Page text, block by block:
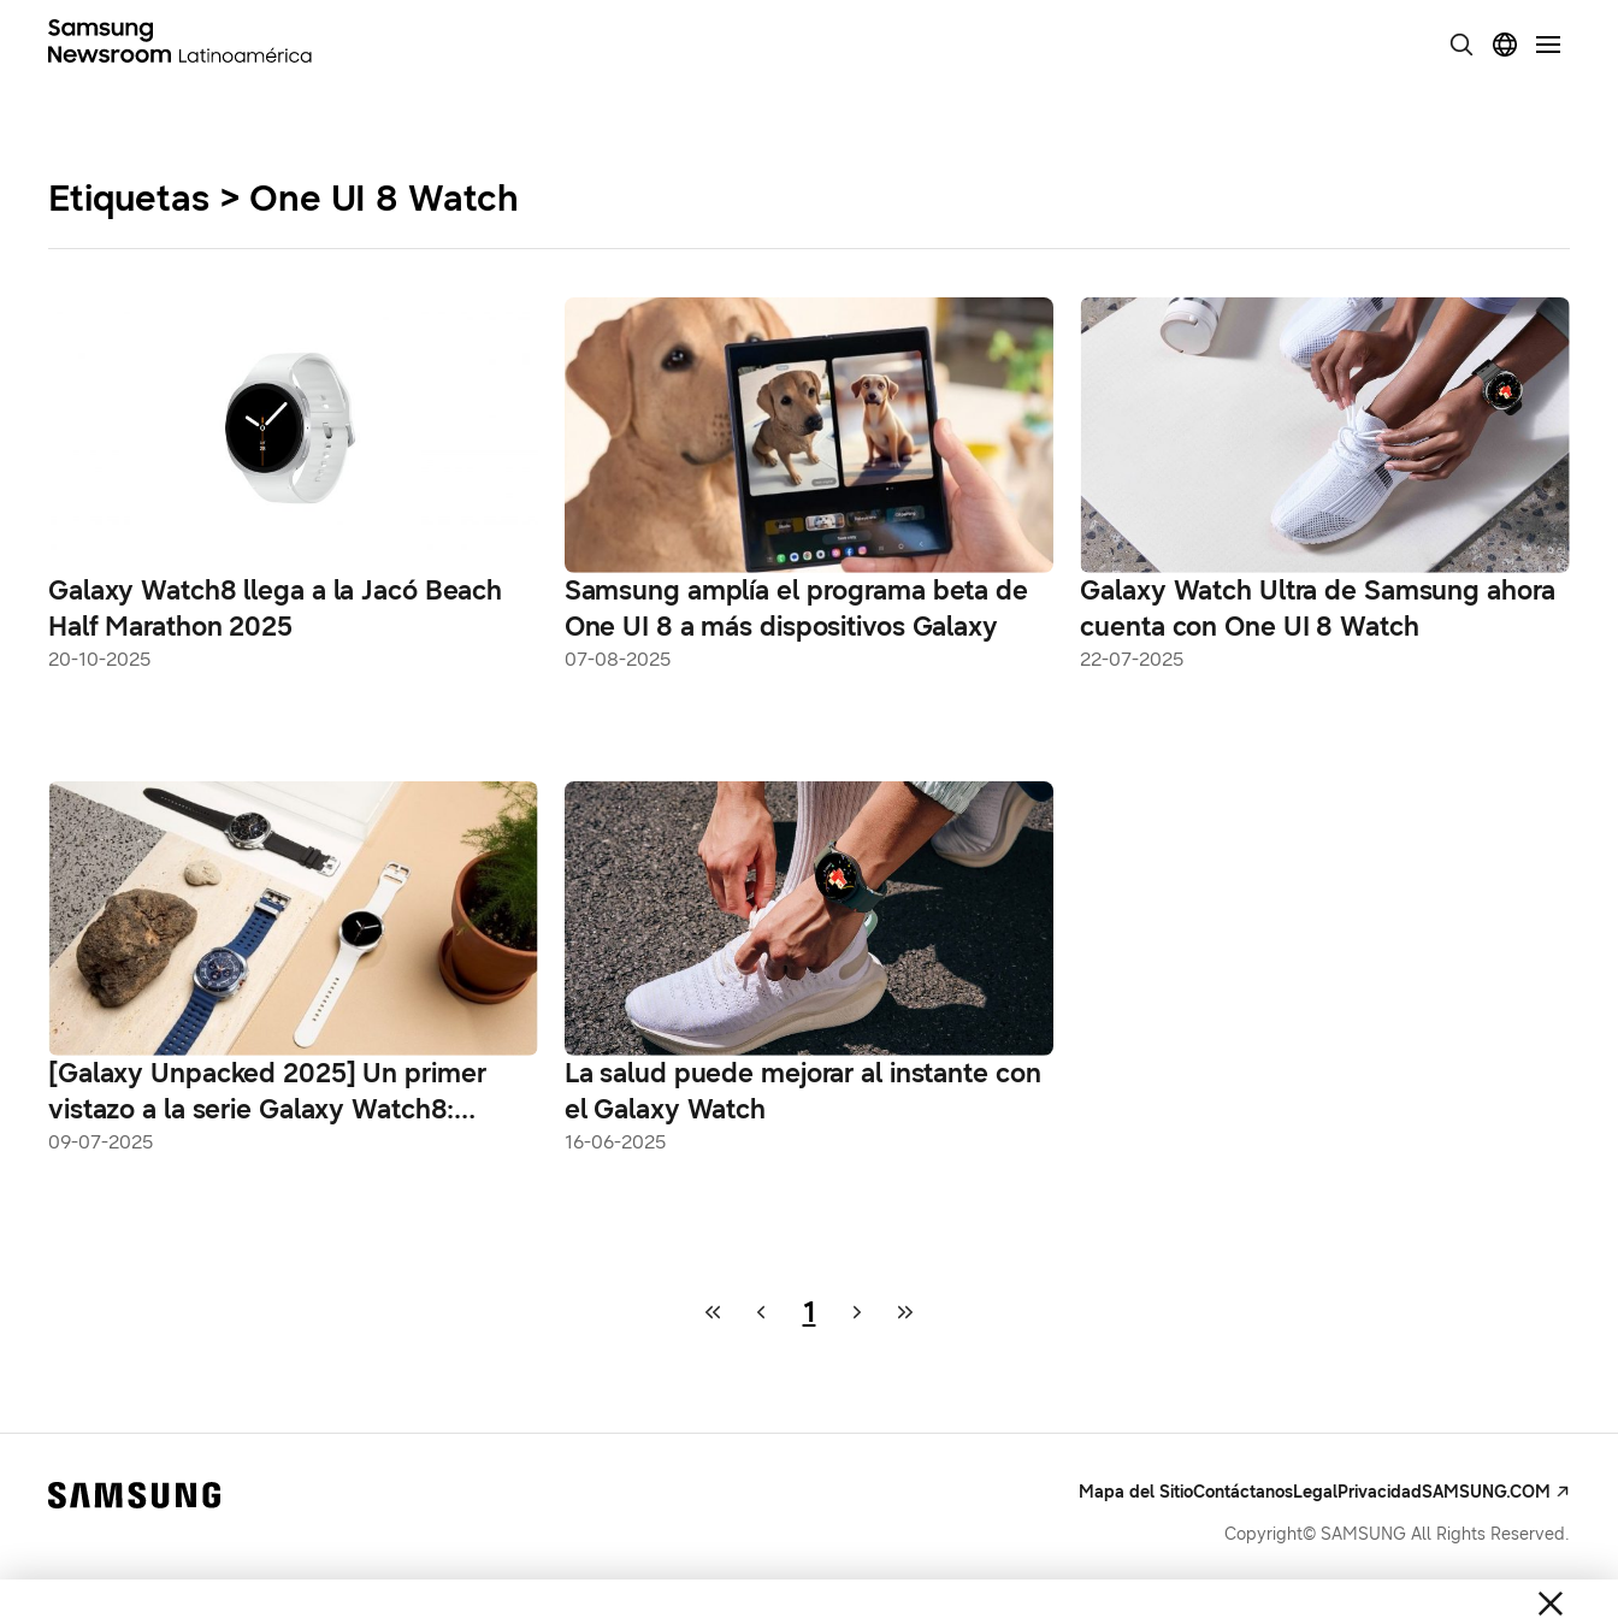
Etiquetas > One UI 8 Watch
Galaxy Watch8 llega a la Jacó Beach
Half Marathon 2025
20-10-2025
Samsung amplía el programa beta de
One UI 8 a más dispositivos Galaxy
07-08-2025
Galaxy Watch Ultra de Samsung ahora
cuenta con One UI 8 Watch
22-07-2025
[Galaxy Unpacked 2025] Un primer
vistazo a la serie Galaxy Watch8:
simplificando el sueño, el ejercicio y
09-07-2025
La salud puede mejorar al instante con
el Galaxy Watch
16-06-2025
1
Mapa del SitioContáctanosLegalPrivacidadSAMSUNG.COM
Copyright© SAMSUNG All Rights Reserved.